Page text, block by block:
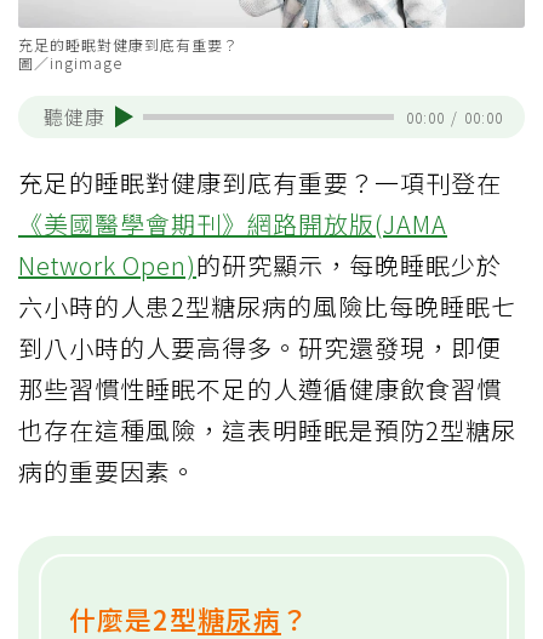
充足的睡眠對健康到底有重要？
圖／ingimage
聽健康 00:00 / 00:00
充足的睡眠對健康到底有重要？一項刊登在
《美國醫學會期刊》網路開放版(JAMA
Network Open)的研究顯示，每晚睡眠少於
六小時的人患2型糖尿病的風險比每晚睡眠七
到八小時的人要高得多。研究還發現，即便
那些習慣性睡眠不足的人遵循健康飲食習慣
也存在這種風險，這表明睡眠是預防2型糖尿
病的重要因素。
什麼是2型糖尿病 ？